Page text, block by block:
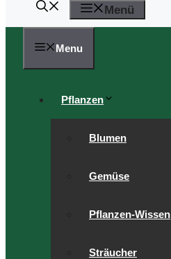
Menü
Menu
Pflanzen
Blumen
Gemüse
Pflanzen-Wissen
Sträucher